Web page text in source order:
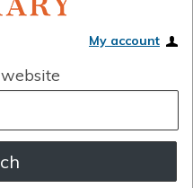
My account
website